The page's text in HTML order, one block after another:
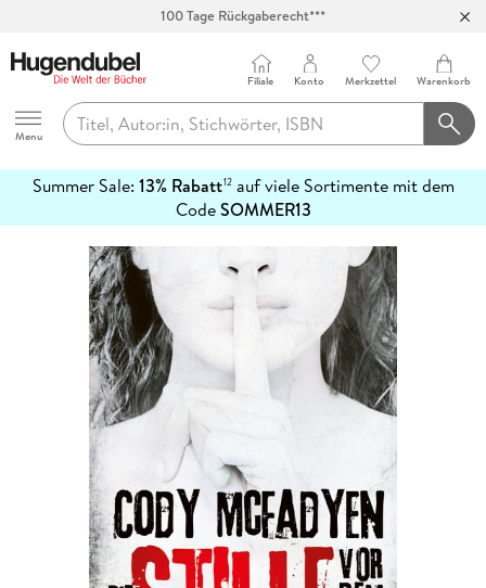
100 Tage Rückgaberecht***
Hugendubel
Menu
Filiale Konto Merkzettel Warenkorb
Summer Sale: 13% Rabatt12auf viele Sortimente mit dem
CodeSOMMER13
erfahren